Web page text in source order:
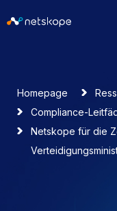
Homepage
Compliance-
Netskope für die